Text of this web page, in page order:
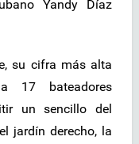
Yandy Díaz
su cifra más alta
17 bateadores
un sencillo del
jardín derecho, la